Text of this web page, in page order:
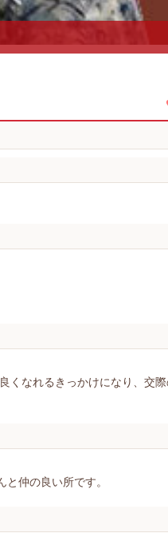
なれるきっかけになり、交
仲の良い所です。